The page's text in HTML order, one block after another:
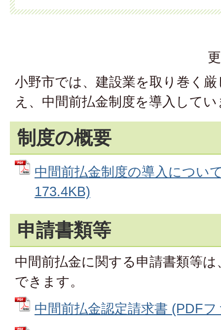
小野市では、建設業を取り巻く
え、中間前払金制度を導入して
制度の概要
中間前払金制度の導入につい
173.4KB)
申請書類等
中間前払金に関する申請書類等
できます。
中間前払金認定請求書 (PDF